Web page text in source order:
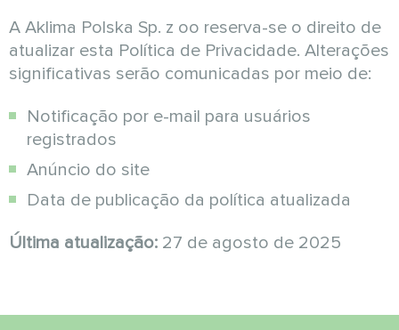
A Aklima Polska Sp. z oo reserva-se o direito de
atualizar esta Política de Privacidade. Alterações
significativas serão comunicadas por meio de:
Notificação por e-mail para usuários
registrados
Anúncio do site
Data de publicação da política atualizada
Última atualização: 27 de agosto de 2025